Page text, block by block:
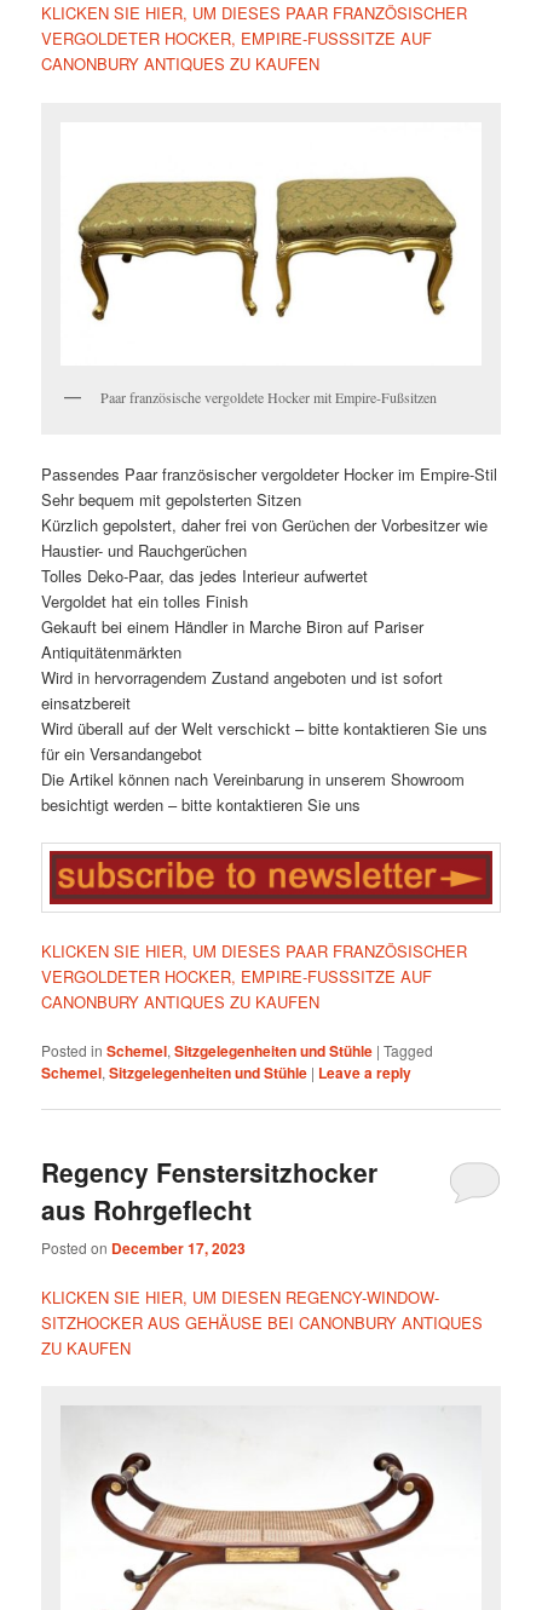
KLICKEN SIE HIER, UM DIESES PAAR FRANZÖSISCHER
VERGOLDETER HOCKER, EMPIRE-FUSSSITZE AUF
CANONBURY ANTIQUES ZU KAUFEN
Paar französische vergoldete Hocker mit Empire-Fußsitzen
Passendes Paar französischer vergoldeter Hocker im Empire-Stil
Sehr bequem mit gepolsterten Sitzen
Kürzlich gepolstert, daher frei von Gerüchen der Vorbesitzer wie
Haustier- und Rauchgerüchen
Tolles Deko-Paar, das jedes Interieur aufwertet
Vergoldet hat ein tolles Finish
Gekauft bei einem Händler in Marche Biron auf Pariser
Antiquitätenmärkten
Wird in hervorragendem Zustand angeboten und ist sofort
einsatzbereit
Wird überall auf der Welt verschickt – bitte kontaktieren Sie uns
für ein Versandangebot
Die Artikel können nach Vereinbarung in unserem Showroom
besichtigt werden – bitte kontaktieren Sie uns
KLICKEN SIE HIER, UM DIESES PAAR FRANZÖSISCHER
VERGOLDETER HOCKER, EMPIRE-FUSSSITZE AUF
CANONBURY ANTIQUES ZU KAUFEN
Posted in Schemel,Sitzgelegenheiten und Stühle |Tagged
Schemel,Sitzgelegenheiten und Stühle | Leave a reply
Regency Fenstersitzhocker
aus Rohrgeflecht
Posted on December 17, 2023
KLICKEN SIE HIER, UM DIESEN REGENCY-WINDOW-
SITZHOCKER AUS GEHÄUSE BEI CANONBURY ANTIQUES
ZU KAUFEN